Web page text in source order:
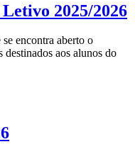
2025/2026
encontra aberto o
destinados aos alunos do